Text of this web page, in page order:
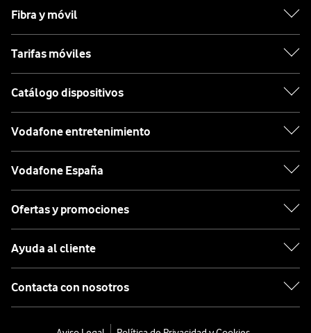
Fibra y móvil
Tarifas móviles
Catálogo dispositivos
Vodafone entretenimiento
Vodafone España
Ofertas y promociones
Ayuda al cliente
Contacta con nosotros